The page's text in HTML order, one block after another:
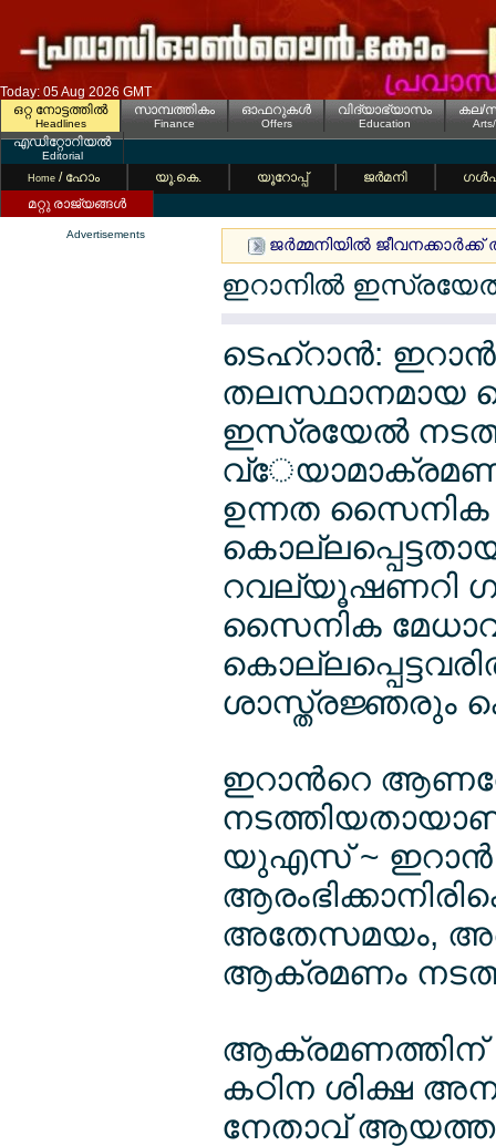
Today: 05 Aug 2026 GMT
ഒറ്റ നോട്ടത്തില്‍
Headlines
സാമ്പത്തികം
Finance
ഓഫറുകള്‍
Offers
വിദ്യാഭ്യാസം
Education
കല/
എഡിറ്റോറിയല്‍
Editorial
Home / ഹോം യൂ.കെ. യൂറോപ്പ് ജര്‍മനി
മറ്റു രാജ്യങ്ങള്‍
Advertisements
ജര്‍മ്മനിയില്‍
ഇറാനില്‍
ടെഹ്റാന്‍:
തലസ്ഥാനമായ
ഇസ്രയേല്‍
ഉന്നത സൈനിക
റവല്യൂഷണറി
സൈനിക
ശാസ്ത്രജ്ഞരും
ഇറാന്‍റെ
യുഎസ് ~
അതേസമയം,
ആക്രമണം
ആക്രമണത്തിന്
കഠിന ശിക്ഷ
നേതാവ്